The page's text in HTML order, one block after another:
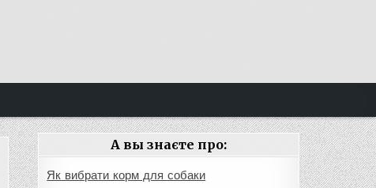
А вы знаєте про:
Як вибрати корм для собаки